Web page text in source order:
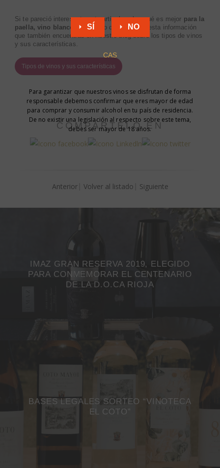
Si te pareció interesante este artículo sobre qué es mejor para la
paella, vino blanco o tinto
, no dejes de leer esta información
que también encuentras en nuestro blog sobre los tipos de vinos
y sus características.
Tipos de vinos y sus características
COMPÁRTELO EN
Anterior Volver al listado Siguiente
IMAZ GRAN RESERVA 2019, ELEGIDO
PARA CONMEMORAR EL CENTENARIO
DE LA D.O.CA RIOJA
BASES LEGALES SORTEO “VINOTECA
EL COTO”
SÍ NO
CAS
Para garantizar que nuestros vinos se disfrutan de forma
responsable debemos confirmar que eres mayor de edad
para comprar y consumir alcohol en tu país de residencia.
De no existir una legislación al respecto sobre este tema,
debes ser mayor de 18 años.